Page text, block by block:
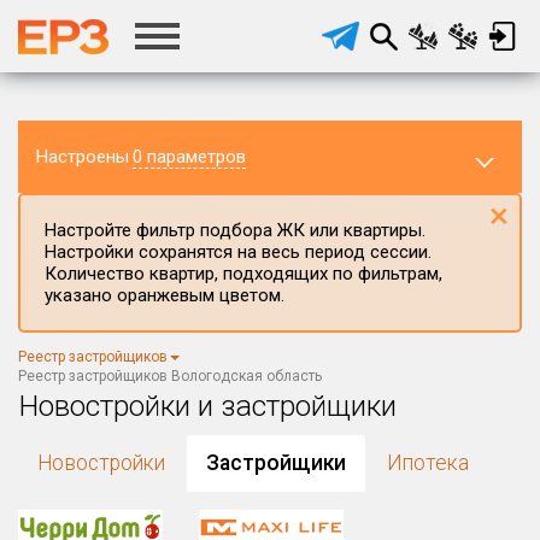
Настроены 0 параметров
Регион ЖК
Вологодская область
Район в регионе
Все
Настройте фильтр подбора ЖК или квартиры.
Настройки сохранятся на весь период сессии.
Количество квартир, подходящих по фильтрам,
указано оранжевым цветом.
×
Реестр застройщиков
Реестр застройщиков Вологодская область
Новостройки и застройщики
Новостройки Застройщики Ипотека